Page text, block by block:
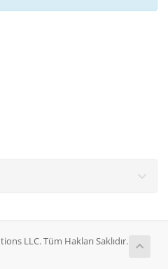
LLC. Tüm Hakları Saklıdır.